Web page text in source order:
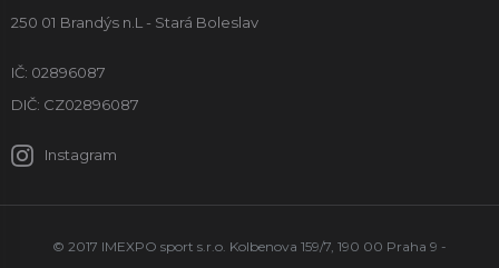
250 01 Brandýs n.L - Stará Boleslav
IČ: 02896087
DIČ: CZ02896087
Instagram
© 2017 IMEXPO sport s.r.o. Kolbenova 159/7, 190 00 Praha 9 -